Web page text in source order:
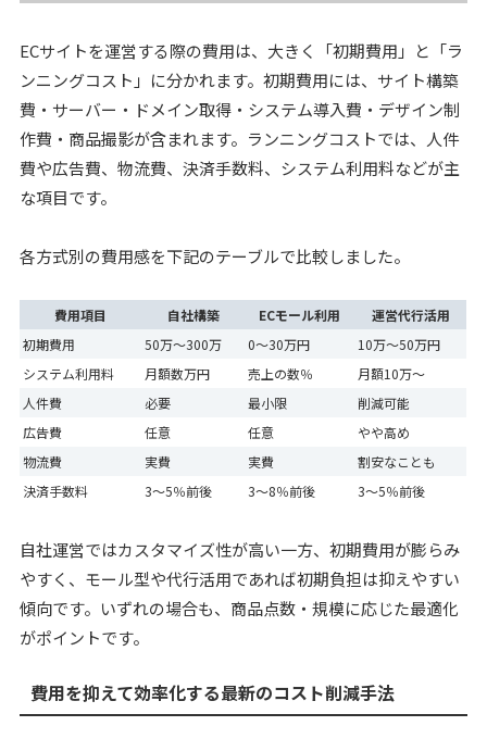
ECサイトを運営する際の費用は、大きく「初期費用」と「ラ
ンニングコスト」に分かれます。初期費用には、サイト構築
費・サーバー・ドメイン取得・システム導入費・デザイン制
作費・商品撮影が含まれます。ランニングコストでは、人件
費や広告費、物流費、決済手数料、システム利用料などが主
な項目です。
各方式別の費用感を下記のテーブルで比較しました。
費用項目 自社構築 ECモール利用
運営代行活用
初期費用
50万～300万 0～30万円
10万～50万円
システム利用料
月額数万円 売上の数％
月額10万～
人件費
必要 最小限
削減可能
広告費
任意 任意
やや高め
物流費
実費 実費
割安なことも
決済手数料
3～5％前後 3～8％前後 3～5％前後
自社運営ではカスタマイズ性が高い一方、初期費用が膨らみ
やすく、モール型や代行活用であれば初期負担は抑えやすい
傾向です。いずれの場合も、商品点数・規模に応じた最適化
がポイントです。
費用を抑えて効率化する最新のコスト削減手法